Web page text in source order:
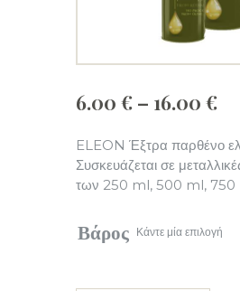
6.00 € – 16.00 €
ELEON Έξτρα παρθένο
Συσκευάζεται σε
των 250 ml, 500 ml, 750
Βάρος